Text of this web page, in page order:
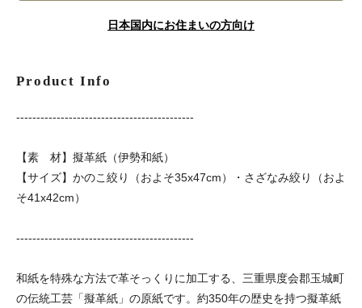
日本国内にお住まいの方向け
Product Info
--------------------------------------------
【素 材】擬革紙（伊勢和紙）
【サイズ】かのこ絞り（およそ35x47cm）・さざなみ絞り（およ
そ41x42cm）
--------------------------------------------
和紙を特殊な方法で革そっくりに加工する、三重県度会郡玉城町
の伝統工芸「擬革紙」の原紙です。約350年の歴史を持つ擬革紙